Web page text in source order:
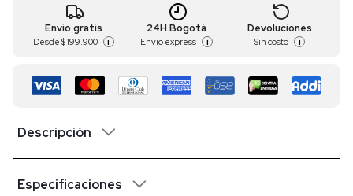
Envío gratis
Desde $ 199.900 i
24H Bogotá
Envío express i
Devoluciones
Sin costo i
Descripción
Especificaciones